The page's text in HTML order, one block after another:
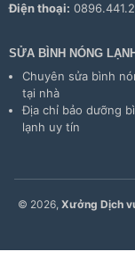
Điện thoại:
SỬA BÌNH NÓNG LẠNH
Chuyên sửa bình
tại nhà
Địa chỉ bảo dưỡng
lạnh uy tín
© 2026, Xưởng Dịch